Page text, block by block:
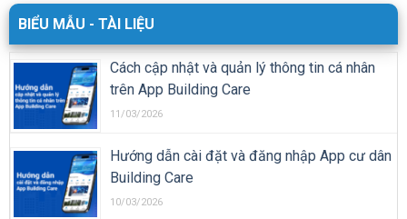
BIỂU MẪU - TÀI LIỆU
Cách cập nhật và quản lý thông tin cá nhân
trên App Building Care
11/03/2026
Hướng dẫn cài đặt và đăng nhập App cư dân
Building Care
10/03/2026